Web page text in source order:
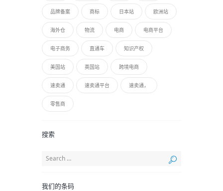
品牌备案 商标 日本站 欧洲站
海外仓 物流 电商 电商平台
电子商务 直通车 知识产权
美国站 英国站 跨境电商
速卖通 速卖通平台 速卖通，
零售商
搜索
我们的条码